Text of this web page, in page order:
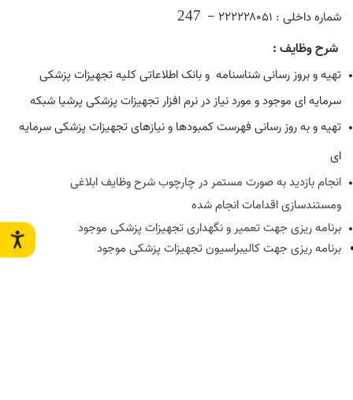
شماره داخلی : ۲۲۲۲۲۸۰۵۱ –
247
شرح وظایف:
تهیه و بروز رسانی شناسنامه و بانک اطلاعاتی کلیه تجهیزات پزشکی
سرمایه ای موجود و مورد نیاز در نرم افزار تجهیزات پزشکی پرشیا شبکه
تهیه و به روز رسانی فهرست کمبودها و نیازهای تجهیزات پزشکی سرمایه
ای
انجام بازدید به صورت مستمر در چارچوب شرح وظایف ابلاغی
ومستندسازی اقدامات انجام شده
برنامه ریزی جهت تعمیر و نگهداری تجهیزات پزشکی موجود
برنامه ریزی جهت کالیبراسیون تجهیزات پزشکی موجود